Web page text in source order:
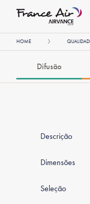
HOME
Difusão
Descrição
Dimensões
Seleção